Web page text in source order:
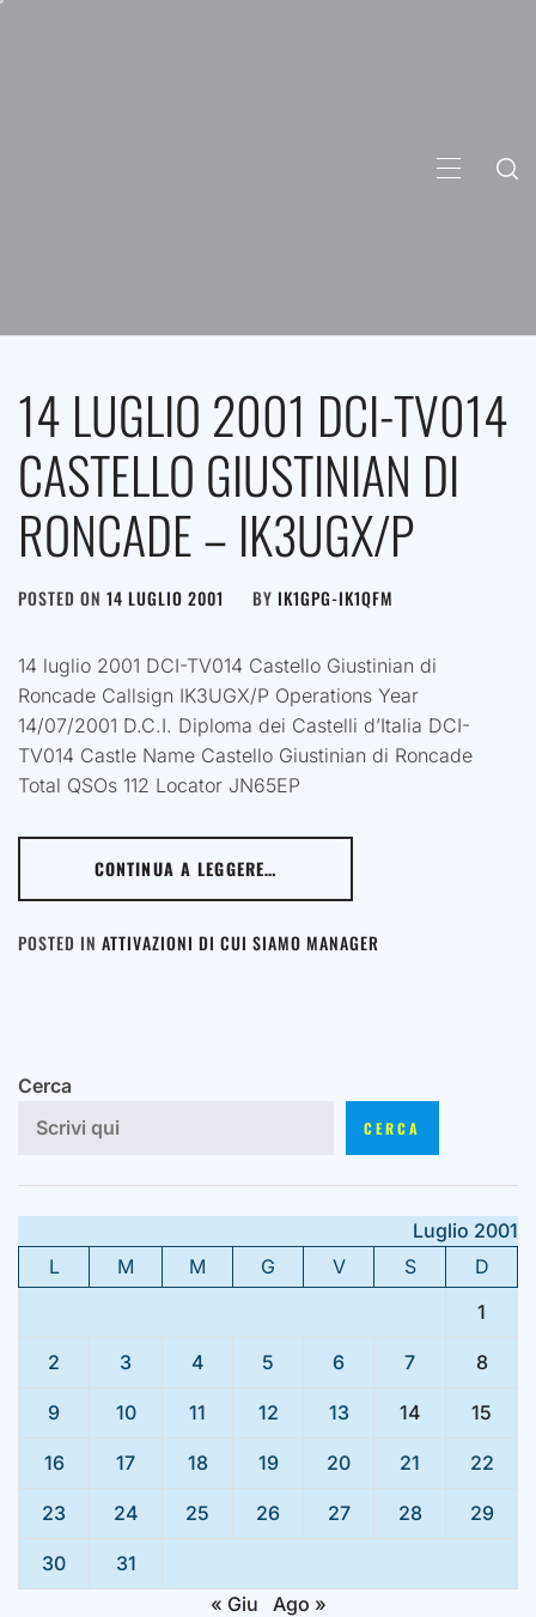
PRIMARY
14 LUGLIO 2001 DCI-TV014
CASTELLO GIUSTINIAN DI
RONCADE – IK3UGX/P
POSTED ON 14 LUGLIO 2001 BY IK1GPG-IK1QFM
14 luglio 2001 DCI-TV014 Castello Giustinian di
Roncade Callsign IK3UGX/P Operations Year
14/07/2001 D.C.I. Diploma dei Castelli d’Italia DCI-
TV014 Castle Name Castello Giustinian di Roncade
Total QSOs 112 Locator JN65EP
CONTINUA A LEGGERE…
POSTED IN ATTIVAZIONI DI CUI SIAMO MANAGER
Cerca
CERCA
Luglio 2001
L
M M G V S
D
1
2 3 4 5 6 7 8
9 10 11 12 13 14 15
16 17 18 19 20 21 22
23 24 25 26 27 28 29
30
31
« Giu
Ago »